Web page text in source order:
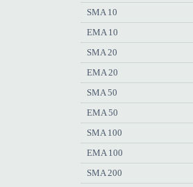
SMA 10
EMA 10
SMA 20
EMA 20
SMA 50
EMA 50
SMA 100
EMA 100
SMA 200